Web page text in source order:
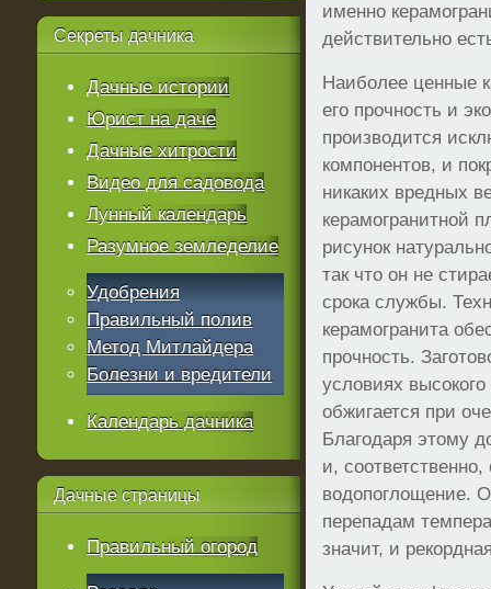
именно
действительно
Наиболее ценные
его прочность и
производится
компонентов, и
никаких вредных
керамогранитной
рисунок
так что он не
срока службы.
керамогранита
прочность.
условиях
обжигается при
Благодаря этому
и, соответственно,
водопоглощение.
перепадам
значит, и
Секреты дачника
Дачные истории
Юрист на даче
Дачные хитрости
Видео для садовода
Лунный календарь
Разумное земледелие
Удобрения
Правильный полив
Метод Митлайдера
Болезни и вредители
Календарь дачника
Дачные страницы
Правильный огород